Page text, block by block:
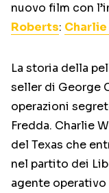
nuovo film con
Roberts: Charlie
La storia della
seller di George
operazioni
Fredda. Charlie
del Texas che
nel partito dei
agente operativo